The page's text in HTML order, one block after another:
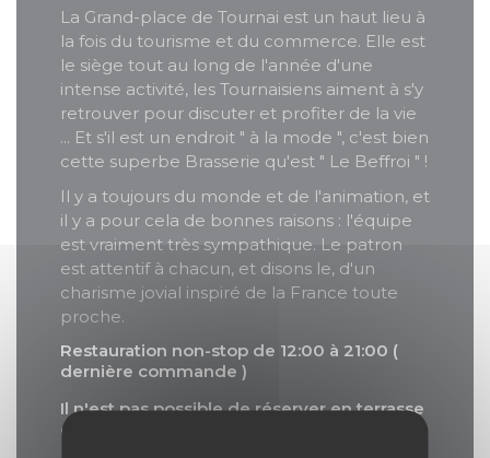
La Grand-place de Tournai est un haut lieu à
la fois du tourisme et du commerce. Elle est
le siège tout au long de l'année d'une
intense activité, les Tournaisiens aiment à s'y
retrouver pour discuter et profiter de la vie
... Et s'il est un endroit " à la mode ", c'est bien
cette superbe Brasserie qu'est " Le Beffroi " !
Il y a toujours du monde et de l'animation, et
il y a pour cela de bonnes raisons : l'équipe
est vraiment très sympathique. Le patron
est attentif à chacun, et disons le, d'un
charisme jovial inspiré de la France toute
proche.
Restauration non-stop de 12:00 à 21:00 (
dernière commande )
Il n'est pas possible de réserver en terrasse
excepté si il y a de la place à votre arrivée.